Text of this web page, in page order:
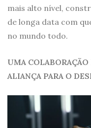
mais alto nível,
de longa data com
no mundo todo.
UMA
ALIANÇA PARA O